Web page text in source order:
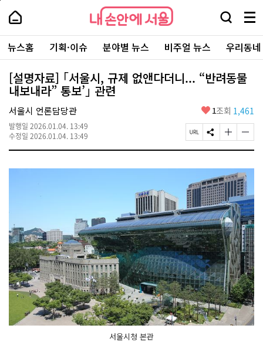
본
로
가
내
손
안
에
서
울
-
서
울
시
대
표
소
통
포
내
손
에
울
검
창
열
기
메
뉴
전
체
보
주
요
서
뉴스홈 기획·이슈 분야별 뉴스 비주얼 뉴스 우리동
[설명자료] ｢서울시, 규제 없앤다더니... “반려동물
내보내라” 통보’｣ 관련
서울시 언론담당관
발행일 2026.01.04. 13:49
수정일 2026.01.04. 13:49
좋
요
1조회 1,461
페
이
U
L
복
사
S
N
공
유
하
기
글
자
기
크
게
변
경
하
기
글
자
기
작
게
변
경
하
기
서울시청 본관
페
상
단
로